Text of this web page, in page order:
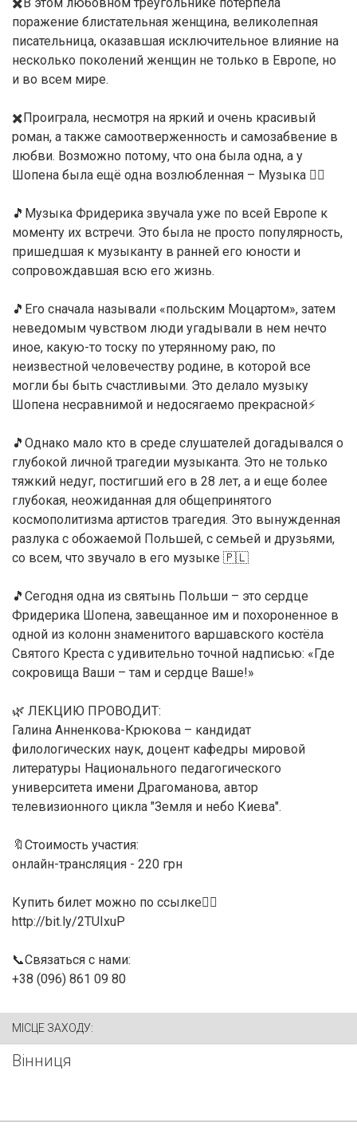
✖️В этом любовном треугольнике потерпела
поражение блистательная женщина, великолепная
писательница, оказавшая исключительное влияние на
несколько поколений женщин не только в Европе, но
и во всем мире.
✖️Проиграла, несмотря на яркий и очень красивый
роман, а также самоотверженность и самозабвение в
любви. Возможно потому, что она была одна, а у
Шопена была ещё одна возлюбленная – Музыка 👇🏻
🎵Музыка Фридерика звучала уже по всей Европе к
моменту их встречи. Это была не просто популярность,
пришедшая к музыканту в ранней его юности и
сопровождавшая всю его жизнь.
🎵Его сначала называли «польским Моцартом», затем
неведомым чувством люди угадывали в нем нечто
иное, какую-то тоску по утерянному раю, по
неизвестной человечеству родине, в которой все
могли бы быть счастливыми. Это делало музыку
Шопена несравнимой и недосягаемо прекрасной⚡️
🎵Однако мало кто в среде слушателей догадывался о
глубокой личной трагедии музыканта. Это не только
тяжкий недуг, постигший его в 28 лет, а и еще более
глубокая, неожиданная для общепринятого
космополитизма артистов трагедия. Это вынужденная
разлука с обожаемой Польшей, с семьей и друзьями,
со всем, что звучало в его музыке 🇵🇱
🎵Сегодня одна из святынь Польши – это сердце
Фридерика Шопена, завещанное им и похороненное в
одной из колонн знаменитого варшавского костёла
Святого Креста с удивительно точной надписью: «Где
сокровища Ваши – там и сердце Ваше!»
🌿 ЛЕКЦИЮ ПРОВОДИТ:
Галина Анненкова-Крюкова – кандидат
филологических наук, доцент кафедры мировой
литературы Национального педагогического
университета имени Драгоманова, автор
телевизионного цикла "Земля и небо Киева".
🔖Стоимость участия:
онлайн-трансляция - 220 грн
Купить билет можно по ссылке👇🏻
http://bit.ly/2TUIxuP
📞Связаться с нами:
+38 (096) 861 09 80
МІСЦЕ ЗАХОДУ:
Вінниця